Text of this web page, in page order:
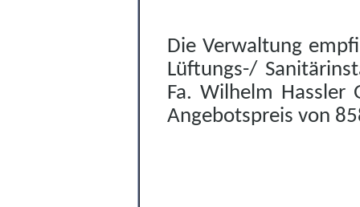
Die Verwaltung
Lüftungs-/
Fa. Wilhelm Hassler
Angebotspreis von